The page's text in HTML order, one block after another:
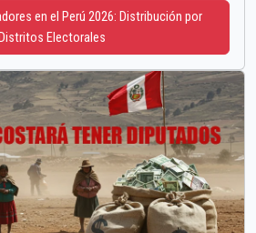
en el Perú 2026: Distribución por
Electorales